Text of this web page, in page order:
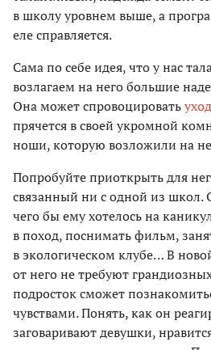
в школу уровнем выше, а
еле справляется.
Сама по себе идея, что у нас
возлагаем на него большие
Она может спровоцировать
прячется в своей укромной
ноши, которую возложили на
Попробуйте приоткрыть для
связанный ни с одной из школ.
чего бы ему хотелось на
в поход, поснимать фильм,
в экологическом клубе… В
от него не требуют
подросток сможет
чувствами. Понять, как он
заговаривают девушки,